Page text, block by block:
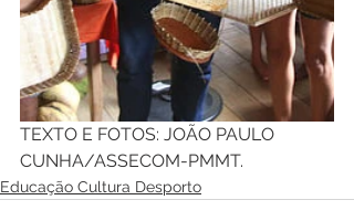
TEXTO E FOTOS: JOÃO PAULO
CUNHA/ASSECOM-PMMT.
Educação Cultura Desporto